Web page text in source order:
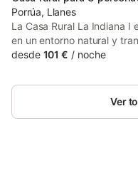
Porrúa, Llanes
La Casa Rural La Indiana I
en un entorno natural y
para quienes buscan
sin renunciar a las
modernas. Perfecta para
desde 101 € / noche
Ver